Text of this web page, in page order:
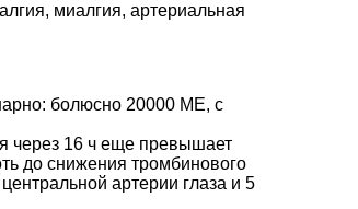
миалгия, артериальная
болюсно 20000 МЕ, с
через 16 ч еще превышает
до снижения тромбинового
артерии глаза и 5